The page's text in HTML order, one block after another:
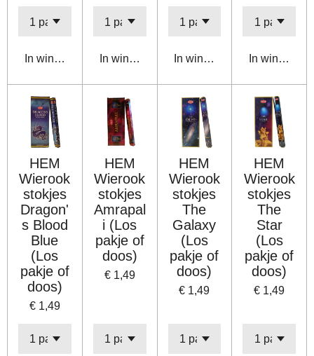
In winkelwagenIn winkelwagenIn winkelwagenIn
HEM
Wierook
stokjes
Dragon'
s Blood
Blue
(Los
pakje of
doos)
€ 1,49
HEM
Wierook
stokjes
Amrapal
i (Los
pakje of
doos)
€ 1,49
HEM
Wierook
stokjes
The
Galaxy
(Los
pakje of
doos)
€ 1,49
HEM
Wierook
stokjes
The
Star
(Los
pakje of
doos)
€ 1,49